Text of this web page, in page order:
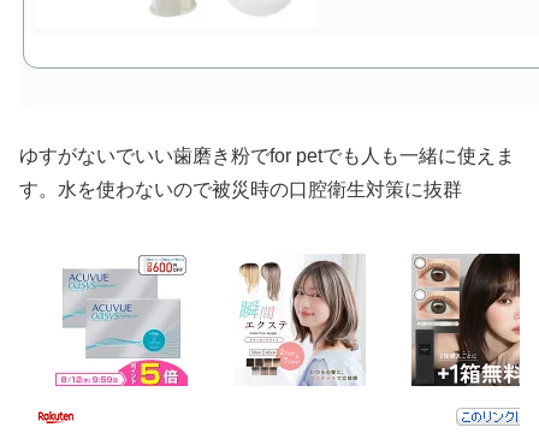
ゆすがないでいい歯磨き粉でfor petでも人も一緒に使えま
す。水を使わないので被災時の口腔衛生対策に抜群